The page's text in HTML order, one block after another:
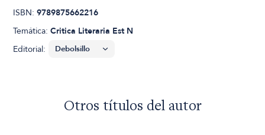
ISBN:9789875662216
Temática:Critica Literaria Est N
Editorial:
Otros títulos del autor